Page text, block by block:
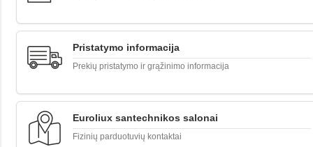
Pristatymo informacija
Prekių pristatymo ir grąžinimo informacija
Euroliux santechnikos salonai
Fizinių parduotuvių kontaktai